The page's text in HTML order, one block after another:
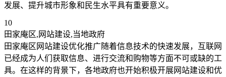
发展、提升城市形象和民生水平具有重要意义。
10
田家庵区,网站建设,当地政府
田家庵区网站建设优化推广随着信息技术的快速发展，互联网
已经成为人们获取信息、进行交流和购物等方面不可或缺的工
具。在这样的背景下，各地政府也开始积极开展网站建设和优